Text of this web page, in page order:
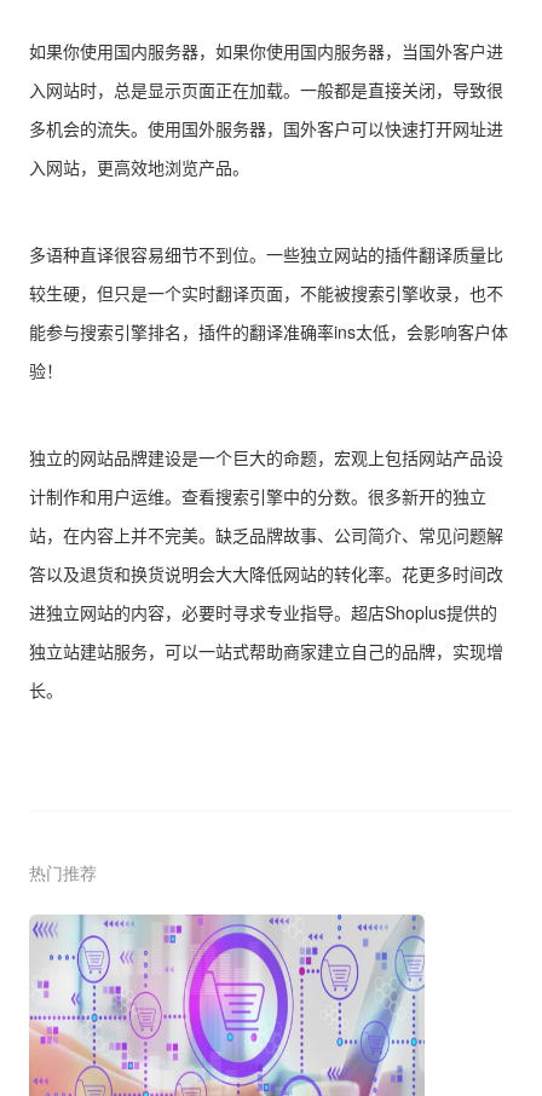
如果你使用国内服务器，如果你使用国内服务器，当国外客户进
入网站时，总是显示页面正在加载。一般都是直接关闭，导致很
多机会的流失。使用国外服务器，国外客户可以快速打开网址进
入网站，更高效地浏览产品。
多语种直译很容易细节不到位。一些独立网站的插件翻译质量比
较生硬，但只是一个实时翻译页面，不能被搜索引擎收录，也不
能参与搜索引擎排名，插件的翻译准确率ins太低，会影响客户体
验！
独立的网站品牌建设是一个巨大的命题，宏观上包括网站产品设
计制作和用户运维。查看搜索引擎中的分数。很多新开的独立
站，在内容上并不完美。缺乏品牌故事、公司简介、常见问题解
答以及退货和换货说明会大大降低网站的转化率。花更多时间改
进独立网站的内容，必要时寻求专业指导。超店Shoplus提供的
独立站建站服务，可以一站式帮助商家建立自己的品牌，实现增
长。
热门推荐